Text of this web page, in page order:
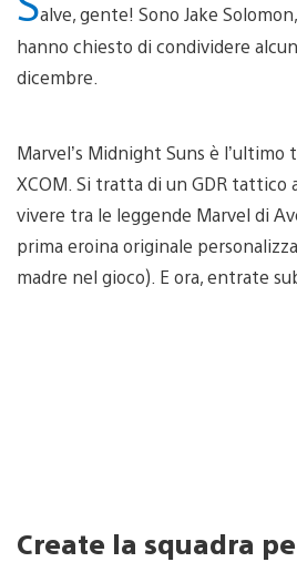
alve, gente! Sono Jake
hanno chiesto di condividere
dicembre.
Marvel’s Midnight Suns è
XCOM. Si tratta di un GDR tattico
vivere tra le leggende Marvel di
prima eroina originale
madre nel gioco). E ora, entrate
Create la squadra